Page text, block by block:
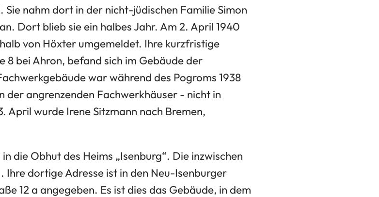
Sie nahm dort in der nicht-jüdischen Familie Simon
Dort blieb sie ein halbes Jahr. Am 2. April 1940
von Höxter umgemeldet. Ihre kurzfristige
8 bei Ahron, befand sich im Gebäude der
war während des Pogroms 1938
der angrenzenden Fachwerkhäuser - nicht in
April wurde Irene Sitzmann nach Bremen,
die Obhut des Heims „Isenburg“. Die inzwischen
Ihre dortige Adresse ist in den Neu-Isenburger
12 a angegeben. Es ist dies das Gebäude, in dem